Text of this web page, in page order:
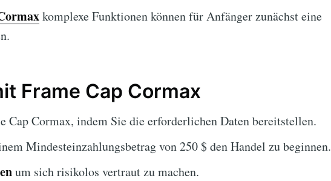
komplexe Funktionen können für Anfänger zunächst eine
Frame Cap Cormax
Cap Cormax, indem Sie die erforderlichen Daten bereitstellen.
Mindesteinzahlungsbetrag von 250 $ den Handel zu beginnen.
um sich risikolos vertraut zu machen.